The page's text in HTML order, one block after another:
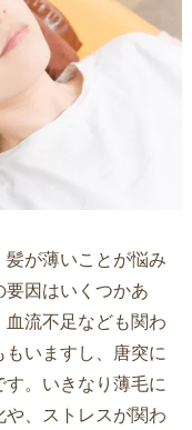
が薄いことが悩み
因はいくつかあ
流不足なども関わ
いますし、唐突に
。いきなり薄毛に
、ストレスが関わ